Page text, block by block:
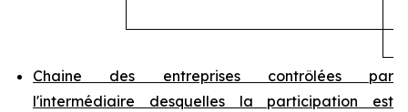
Chaine des entreprises contrôlées par
l'intermédiaire desquelles la participation est